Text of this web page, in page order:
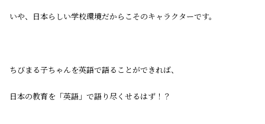
いや、日本らしい学校環境だからこそのキャラクターです。
ちびまる子ちゃんを英語で語ることができれば、
日本の教育を「英語」で語り尽くせるはず！？